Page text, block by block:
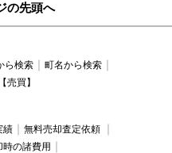
の先頭へ
ら検索
町名から検索
売買】
績
無料売却査定依頼
時の諸費用